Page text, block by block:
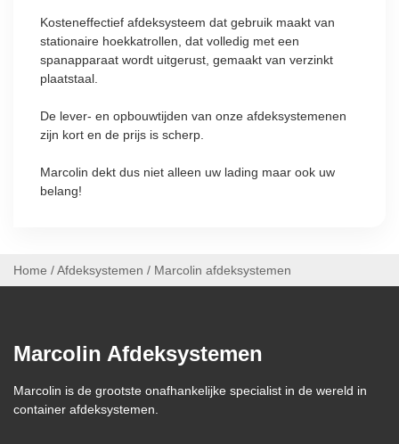
Kosteneffectief afdeksysteem dat gebruik maakt van
stationaire hoekkatrollen, dat volledig met een
spanapparaat wordt uitgerust, gemaakt van verzinkt
plaatstaal.
De lever- en opbouwtijden van onze afdeksystemenen
zijn kort en de prijs is scherp.
Marcolin dekt dus niet alleen uw lading maar ook uw
belang!
Home /Afdeksystemen / Marcolin afdeksystemen
Marcolin Afdeksystemen
Marcolin is de grootste onafhankelijke specialist in de wereld in
container afdeksystemen.